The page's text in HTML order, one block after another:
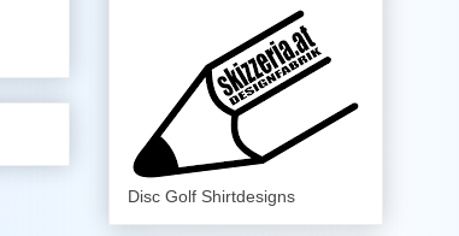
Disc Golf Shirtdesigns